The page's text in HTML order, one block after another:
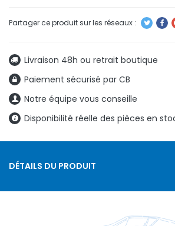
Livraison 48h ou retrait boutique
Paiement sécurisé par CB
Notre équipe vous conseille
Disponibilité réelle des pièces en
DÉTAILS DU PRODUIT